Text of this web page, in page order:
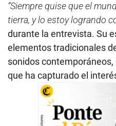
“Siempre quise que el
tierra, y lo estoy logrando
durante la entrevista. Su
elementos tradicionales
sonidos
que ha capturado el